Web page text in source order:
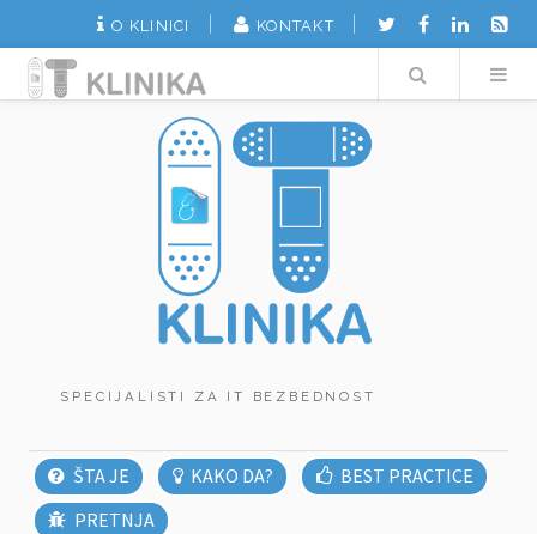
O KLINICI KONTAKT
Search
ŠTA JE KAKO DA?
BEST PRACTICE
PRETNJA
SPECIJALISTI ZA IT BEZBEDNOST